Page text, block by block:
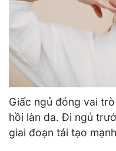
Giấc ngủ đóng vai
hồi làn da. Đi ngủ
giai đoạn tái tạo